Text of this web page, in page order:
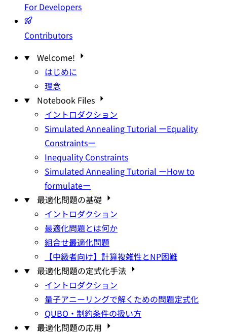
For Developers
Contributors
Welcome!
はじめに
理念
Notebook Files
イントロダクション
Simulated Annealing Tutorial ーEquality
Constraintsー
Inequality Constraints
Simulated Annealing Tutorial ーHow to
formulateー
最適化問題の基礎
イントロダクション
最適化問題とは何か
組合せ最適化問題
【中級者向け】計算複雑性とNP困難
最適化問題の定式化手法
イントロダクション
量子アニーリングで解くための問題定式化
QUBO・制約条件の扱い方
最適化問題の応用